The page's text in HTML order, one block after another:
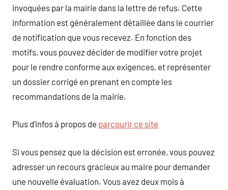
invoquées par la mairie dans la lettre de refus. Cette
information est généralement détaillée dans le courrier
de notification que vous recevez. En fonction des
motifs, vous pouvez décider de modifier votre projet
pour le rendre conforme aux exigences, et représenter
un dossier corrigé en prenant en compte les
recommandations de la mairie.
Plus d’infos à propos de parcourir ce site
Si vous pensez que la décision est erronée, vous pouvez
adresser un recours gracieux au maire pour demander
une nouvelle évaluation. Vous avez deux mois à